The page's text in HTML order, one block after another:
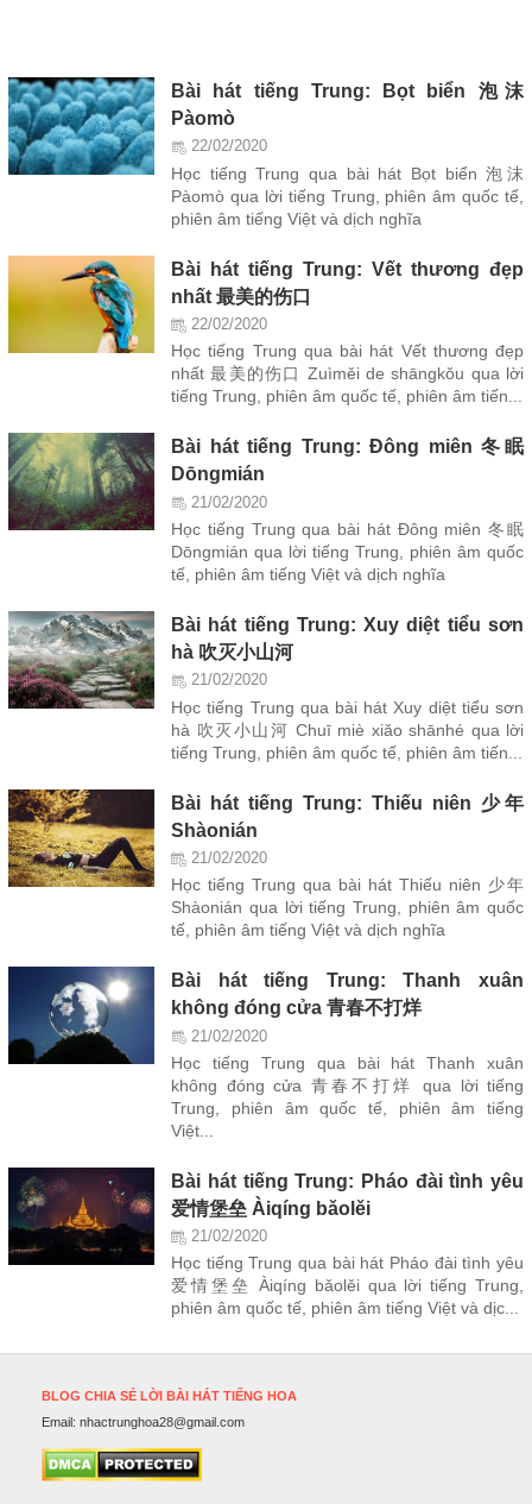
Bài hát tiếng Trung: Bọt biển 泡沫
Pàomò
22/02/2020
Học tiếng Trung qua bài hát Bọt biển 泡沫
Pàomò qua lời tiếng Trung, phiên âm quốc tế,
phiên âm tiếng Việt và dịch nghĩa
Bài hát tiếng Trung: Vết thương đẹp
nhất 最美的伤口
22/02/2020
Học tiếng Trung qua bài hát Vết thương đẹp
nhất 最美的伤口 Zuìměi de shāngkǒu qua lời
tiếng Trung, phiên âm quốc tế, phiên âm tiến...
Bài hát tiếng Trung: Đông miên 冬眠
Dōngmián
21/02/2020
Học tiếng Trung qua bài hát Đông miên 冬眠
Dōngmián qua lời tiếng Trung, phiên âm quốc
tế, phiên âm tiếng Việt và dịch nghĩa
Bài hát tiếng Trung: Xuy diệt tiểu sơn
hà 吹灭小山河
21/02/2020
Học tiếng Trung qua bài hát Xuy diệt tiểu sơn
hà 吹灭小山河 Chuī miè xiǎo shānhé qua lời
tiếng Trung, phiên âm quốc tế, phiên âm tiến...
Bài hát tiếng Trung: Thiếu niên 少年
Shàonián
21/02/2020
Học tiếng Trung qua bài hát Thiếu niên 少年
Shàonián qua lời tiếng Trung, phiên âm quốc
tế, phiên âm tiếng Việt và dịch nghĩa
Bài hát tiếng Trung: Thanh xuân
không đóng cửa 青春不打烊
21/02/2020
Học tiếng Trung qua bài hát Thanh xuân
không đóng cửa 青春不打烊 qua lời tiếng
Trung, phiên âm quốc tế, phiên âm tiếng
Việt...
Bài hát tiếng Trung: Pháo đài tình yêu
爱情堡垒 Àiqíng bǎolěi
21/02/2020
Học tiếng Trung qua bài hát Pháo đài tình yêu
爱情堡垒 Àiqíng bǎolěi qua lời tiếng Trung,
phiên âm quốc tế, phiên âm tiếng Việt và dịc...
BLOG CHIA SẺ LỜI BÀI HÁT TIẾNG HOA
Email: nhactrunghoa28@gmail.com